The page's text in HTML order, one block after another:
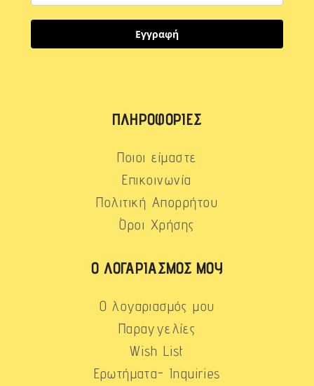
Εγγραφή
ΠΛΗΡΟΦΟΡΊΕΣ
Ποιοι είμαστε
Επικοινωνία
Πολιτική Απορρήτου
Όροι Χρήσης
Ο ΛΟΓΑΡΙΑΣΜΌΣ ΜΟΥ
Ο λογαριασμός μου
Παραγγελίες
Wish List
Ερωτήματα- Inquiries